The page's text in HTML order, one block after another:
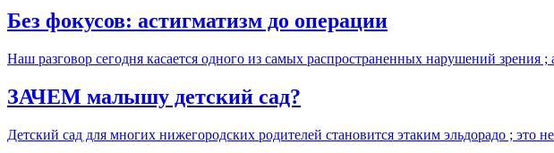
Без фокусов: астигматизм до операции
Наш разговор сегодня касается одного из самых распространенных нарушений
ЗАЧЕМ малышу детский сад?
Детский сад для многих нижегородских родителей становится этаким эльдорадо ; это